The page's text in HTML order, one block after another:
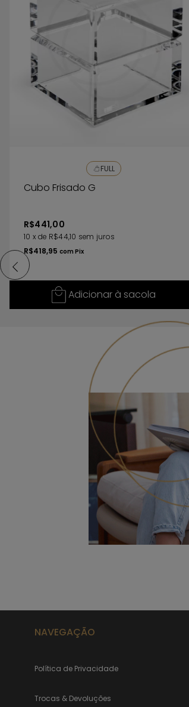
Não utilize produtos de
álcool ou solvente ou
lavar, caso haja
da peça, o ideal é que se
bucha macia com
enxague com água e
seco e macio.
FULL
Cubo Frisado G
R$441,00
10 xde R$44,10 sem juros
R$418,95 com Pix
Adicionar à sacola
NAVEGAÇÃO
Política de Privacidade
Trocas & Devoluções